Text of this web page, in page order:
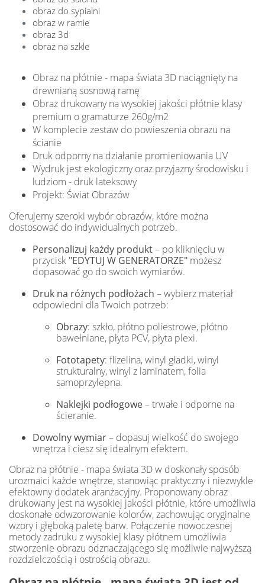
obraz do sypialni
obraz w ramie
obraz 3d
obraz na szkle
Obraz na płótnie - mapa świata 3D naciągnięty na
drewnianą sosnową ramę
Obraz drukowany na wysokiej jakości płótnie klasy
premium o gramaturze 260g/m2
W komplecie zestaw do powieszenia obrazu na
ścianie
Druk odporny na działanie promieniowania UV
Wydruk jest ekologiczny oraz przyjazny środowisku i
ludziom - druk lateksowy
Projekt: Świat Obrazów
Oferujemy szeroki wybór obrazów, które można
dostosować do indywidualnych potrzeb.
Personalizuj każdy produkt– po kliknięciu w
przycisk "EDYTUJ W GENERATORZE" możesz
dopasować go do swoich wymiarów.
Druk na różnych podłożach – wybierz materiał
odpowiedni dla Twoich potrzeb:
Obrazy: szkło, płótno poliestrowe, płótno
bawełniane, płyta PCV, płyta plexi.
Fototapety: flizelina, winyl gładki, winyl
strukturalny, winyl z laminatem, folia
samoprzylepna.
Naklejki podłogowe– trwałe i odporne na
ścieranie.
Dowolny wymiar– dopasuj wielkość do swojego
wnętrza i ciesz się idealnym efektem.
Obraz na płótnie - mapa świata 3D w doskonały sposób
urozmaici każde wnętrze, stanowiąc praktyczny i niezwykle
efektowny dodatek aranżacyjny. Proponowany obraz
drukowany jest na wysokiej jakości płótnie, które umożliwia
doskonałe odwzorowanie kolorów, zachowując oryginalne
wzory i głęboką paletę barw. Połączenie nowoczesnej
metody zadruku z wysokiej klasy płótnem umożliwia
stworzenie obrazu odznaczającego się możliwie najwyższą
rozdzielczością i ostrością obrazu.